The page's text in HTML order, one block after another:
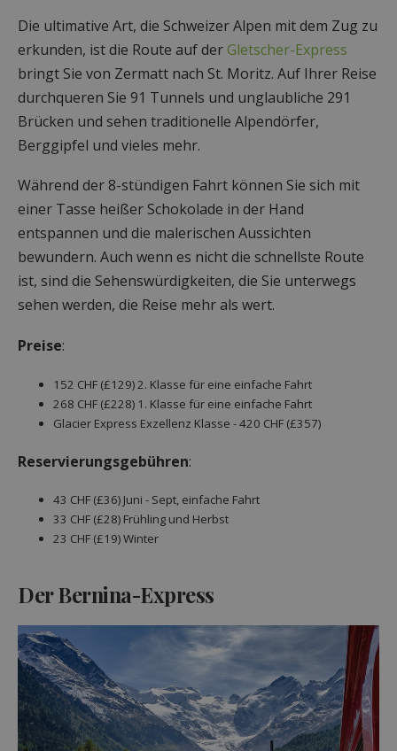
Die ultimative Art, die Schweizer Alpen mit dem Zug zu
erkunden, ist die Route auf der Gletscher-Express
bringt Sie von Zermatt nach St. Moritz. Auf Ihrer Reise
durchqueren Sie 91 Tunnels und unglaubliche 291
Brücken und sehen traditionelle Alpendörfer,
Berggipfel und vieles mehr.
Während der 8-stündigen Fahrt können Sie sich mit
einer Tasse heißer Schokolade in der Hand
entspannen und die malerischen Aussichten
bewundern. Auch wenn es nicht die schnellste Route
ist, sind die Sehenswürdigkeiten, die Sie unterwegs
sehen werden, die Reise mehr als wert.
Preise:
152 CHF (£129) 2. Klasse für eine einfache Fahrt
268 CHF (£228) 1. Klasse für eine einfache Fahrt
Glacier Express Exzellenz Klasse - 420 CHF (£357)
Reservierungsgebühren:
43 CHF (£36) Juni - Sept, einfache Fahrt
33 CHF (£28) Frühling und Herbst
23 CHF (£19) Winter
Der Bernina-Express